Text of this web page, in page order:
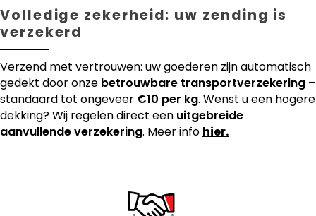
Volledige zekerheid: uw zending is
verzekerd
Verzend met vertrouwen: uw goederen zijn automatisch
gedekt door onze betrouwbare transportverzekering –
standaard tot ongeveer €10 per kg. Wenst u een hogere
dekking? Wij regelen direct een uitgebreide
aanvullende verzekering. Meer info hier.